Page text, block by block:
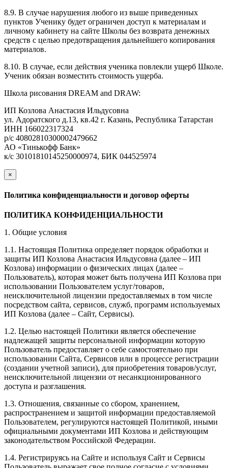
8.9. В случае нарушения любого из выше приведенных
пунктов Ученику будет ограничен доступ к материалам и
личному кабинету на сайте Школы без возврата денежных
средств с целью предотвращения дальнейшего копирования
материалов.
8.10. В случае, если действия ученика повлекли ущерб Школе.
Ученик обязан возместить стоимость ущерба.
Школа рисования DREAM and DRAW:
ИП Козлова Анастасия Ильдусовна
ул. Адоратского д.13, кв.42 г. Казань, Республика Татарстан
ИНН 166022317324
р/с 40802810300002479662
АО «Тинькофф Банк»
к/с 30101810145250000974, БИК 044525974
×
закрыть
Политика конфиденциальности и договор оферты
ПОЛИТИКА КОНФИДЕНЦИАЛЬНОСТИ
1. Общие условия
1.1. Настоящая Политика определяет порядок обработки и
защиты ИП Козлова Анастасия Ильдусовна (далее – ИП
Козлова) информации о физических лицах (далее –
Пользователь), которая может быть получена ИП Козлова при
использовании Пользователем услуг/товаров,
неисключительной лицензии предоставляемых в том числе
посредством сайта, сервисов, служб, программ используемых
ИП Козлова (далее – Сайт, Сервисы).
1.2. Целью настоящей Политики является обеспечение
надлежащей защиты персональной информации которую
Пользователь предоставляет о себе самостоятельно при
использовании Сайта, Сервисов или в процессе регистрации
(создании учетной записи), для приобретения товаров/услуг,
неисключительной лицензии от несанкционированного
доступа и разглашения.
1.3. Отношения, связанные со сбором, хранением,
распространением и защитой информации предоставляемой
Пользователем, регулируются настоящей Политикой, иными
официальными документами ИП Козловa и действующим
законодательством Российской Федерации.
1.4. Регистрируясь на Сайте и используя Сайт и Сервисы